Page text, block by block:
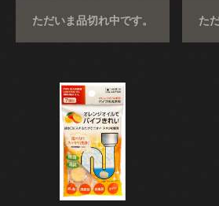
ただいま品切れ中です。 た